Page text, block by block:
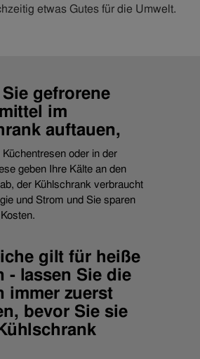
etwas Gutes für die Umwelt.
gefrorene
im
auftauen,
oder in der
geben Ihre Kälte an den
der Kühlschrank verbraucht
und Strom und Sie sparen
gilt für heiße
- lassen Sie die
immer zuerst
bevor Sie sie